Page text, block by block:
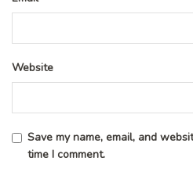
Website
Save my name, email, and
time I comment.